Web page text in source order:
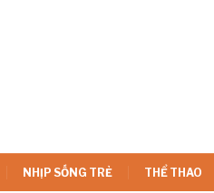
NHỊP SỐNG TRẺ THỂ THAO